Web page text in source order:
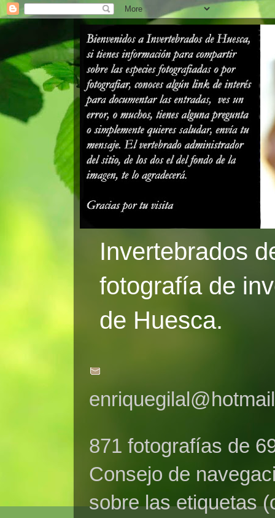
Invertebrados
fotografía de
de Huesca.
871 fotografías de
Consejo de
sobre las etiquetas